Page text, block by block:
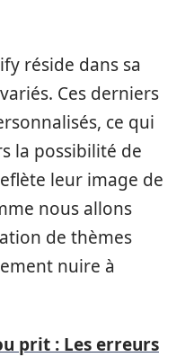
réside dans sa
Ces derniers
ce qui
la possibilité de
leur image de
nous allons
de thèmes
nuire à
prit : Les erreurs